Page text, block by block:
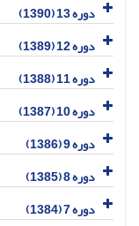
دوره 13 (1390)
دوره 12 (1389)
دوره 11 (1388)
دوره 10 (1387)
دوره 9 (1386)
دوره 8 (1385)
دوره 7 (1384)